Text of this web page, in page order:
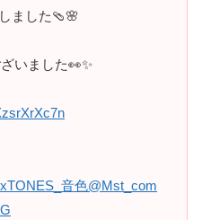
ました🩴🌸
いました👀✨
音色@Mst_com